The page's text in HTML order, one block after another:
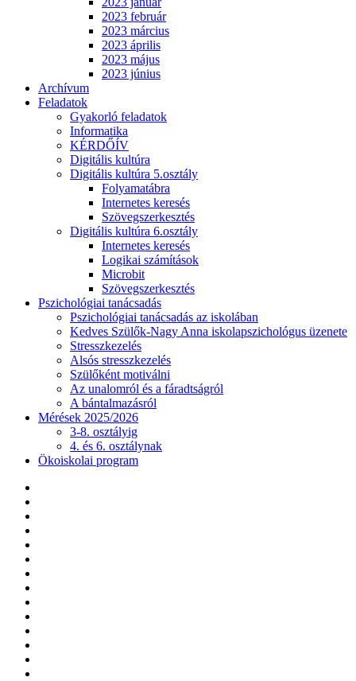
2023 február
2023 március
2023 április
2023 május
2023 június
Archívum
Feladatok
Gyakorló feladatok
Informatika
KÉRDŐÍV
Digitális kultúra
Digitális kultúra 5.osztály
Folyamatábra
Internetes keresés
Szövegszerkesztés
Digitális kultúra 6.osztály
Internetes keresés
Logikai számítások
Microbit
Szövegszerkesztés
Pszichológiai tanácsadás
Pszichológiai tanácsadás az iskolában
Kedves Szülők-Nagy Anna iskolapszichológus üzenete
Stresszkezelés
Alsós stresszkezelés
Szülőként motiválni
Az unalomról és a fáradtságról
A bántalmazásról
Mérések 2025/2026
3-8. osztályig
4. és 6. osztálynak
Ökoiskolai program